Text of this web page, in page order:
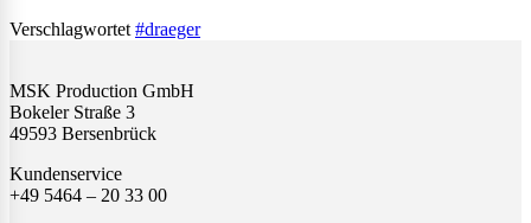
Verschlagwortet #draeger
MSK Production GmbH
Bokeler Straße 3
49593 Bersenbrück
Kundenservice
+49 5464 – 20 33 00